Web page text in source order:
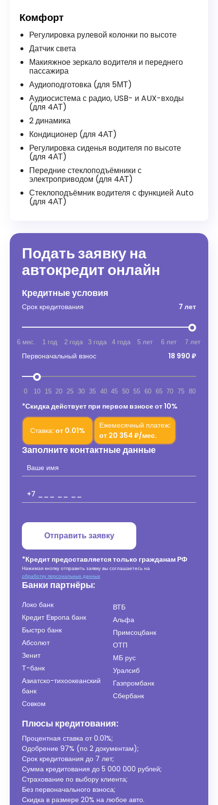
Комфорт
Регулировка рулевой колонки по высоте
Датчик света
Макияжное зеркало водителя и переднего
пассажира
Аудиоподготовка (для 5МТ)
Аудиосистема с радио, USB- и AUX-входы
(для 4АТ)
2 динамика
Кондиционер (для 4АТ)
Регулировка сиденья водителя по высоте
(для 4АТ)
Передние стеклоподъёмники с
электроприводом (для 4АТ)
Стеклоподъёмник водителя с функцией Auto
(для 4АТ)
Подать заявку на
автокредит онлайн
Кредитные условия
Срок кредитования 7 лет
6 мес. 1 год 2 года 3 года 4 года 5 лет 6 лет 7 лет
Первоначальный взнос 18 990 ₽
0 10 15 20 25 30 35 40 45 50 55 60 65 70 75 80
*Скидка действует при первом взносе от 10%
Ставка: от 0.01%
Ежемесячный платеж:
от 20 354 ₽/мес.
Заполните контактные данные
Отправить заявку
*Кредит предоставляется только гражданам РФ
Нажимая кнопку отправить заявку вы соглашаетесь на
обработку персональных данных
Банки партнёры:
Локо банк
Кредит Европа банк
Быстро банк
Абсолют
Зенит
Т-банк
Азиатско-тихоокеанский
банк
Совком
ВТБ
Альфа
Примсоцбанк
ОТП
МБ рус
Уралсиб
Газпромбанк
Сбербанк
Плюсы кредитования:
Процентная ставка от0.01%;
Одобрение 97% (по 2 документам);
Срок кредитования до 7 лет;
Сумма кредитования до 5 000 000 рублей;
Страхование по выбору клиента;
Без первоначального взноса;
Скидка в размере 20% на любое авто.